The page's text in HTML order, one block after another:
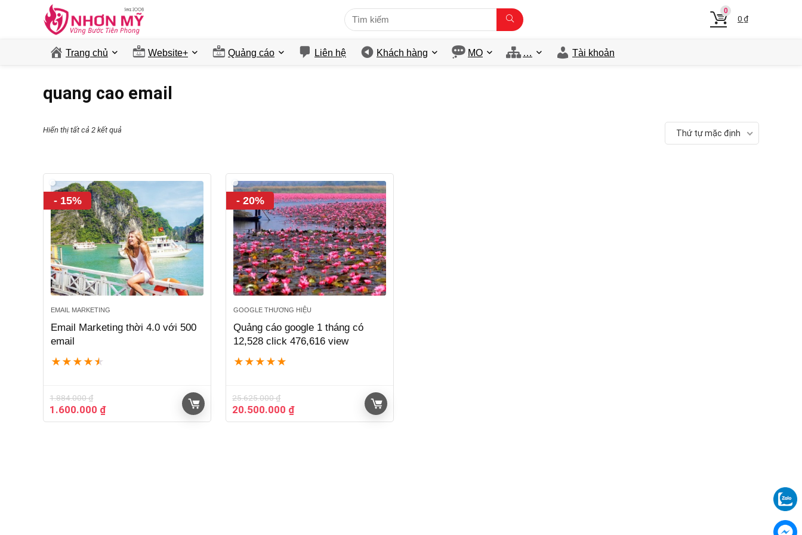
0
0 ₫
Trang chủ Website+ Quảng cáo Liên hệ Khách hàng MO … Tài khoản
quang cao email
Hiển thị tất cả 2 kết quả Thứ tự mặc định
- 15%
EMAIL MARKETING
Email Marketing thời 4.0 với 500
email
★ ★ ★ ★ ★
1.884.000₫
Giá
gốc
1.600.000 ₫Giá
hiện
- 20%
GOOGLE THƯƠNG HIỆU
Quảng cáo google 1 tháng có
12,528 click 476,616 view
★ ★ ★ ★ ★
25.625.000₫
Giá
gốc
20.500.000 ₫Giá
hiện